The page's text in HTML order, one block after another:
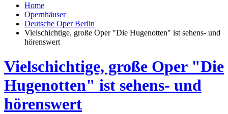
Home
Opernhäuser
Deutsche Oper Berlin
Vielschichtige, große Oper "Die Hugenotten" ist sehens- und
hörenswert
Vielschichtige, große Oper "Die
Hugenotten" ist sehens- und
hörenswert